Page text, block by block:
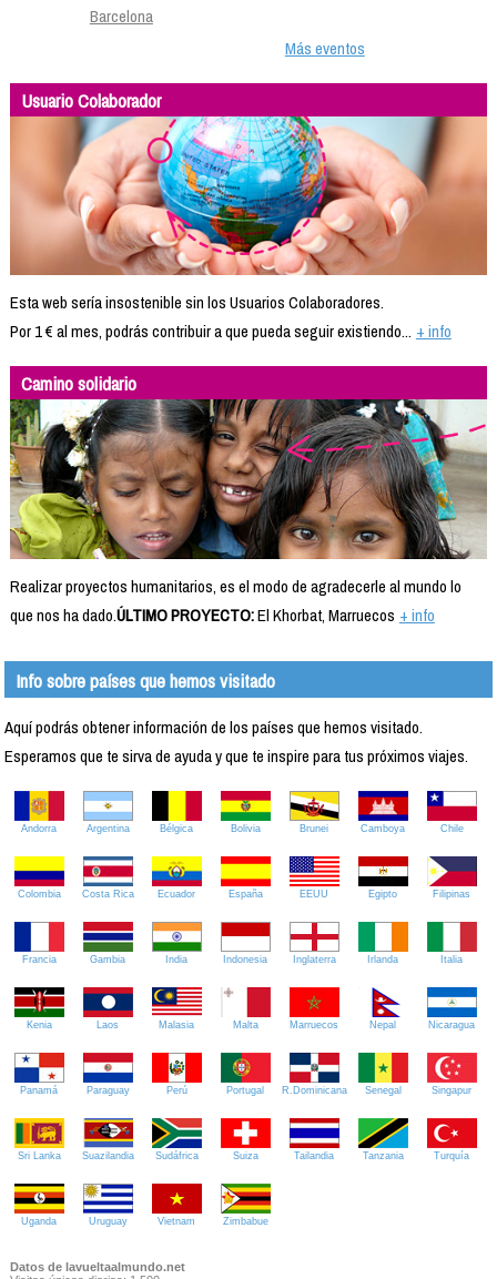
Barcelona
Más eventos
Usuario Colaborador
Esta web sería insostenible sin los Usuarios Colaboradores.
Por 1 € al mes, podrás contribuir a que pueda seguir existiendo... + info
Camino solidario
Realizar proyectos humanitarios, es el modo de agradecerle al mundo lo
que nos ha dado.ÚLTIMO PROYECTO:El Khorbat, Marruecos + info
Info sobre países que hemos visitado
Aquí podrás obtener información de los países que hemos visitado.
Esperamos que te sirva de ayuda y que te inspire para tus próximos viajes.
Andorra Argentina Bélgica Bolivia Brunei Camboya Chile
Colombia Costa Rica Ecuador España EEUU Egipto Filipinas
Francia Gambia India Indonesia Inglaterra Irlanda Italia
Kenia Laos Malasia Malta Marruecos Nepal Nicaragua
Panamá Paraguay Perú Portugal R.Dominicana Senegal Singapur
Sri Lanka Suazilandia Sudáfrica Suiza Tailandia Tanzania Turquía
Uganda Uruguay Vietnam Zimbabue
Datos de lavueltaalmundo.net